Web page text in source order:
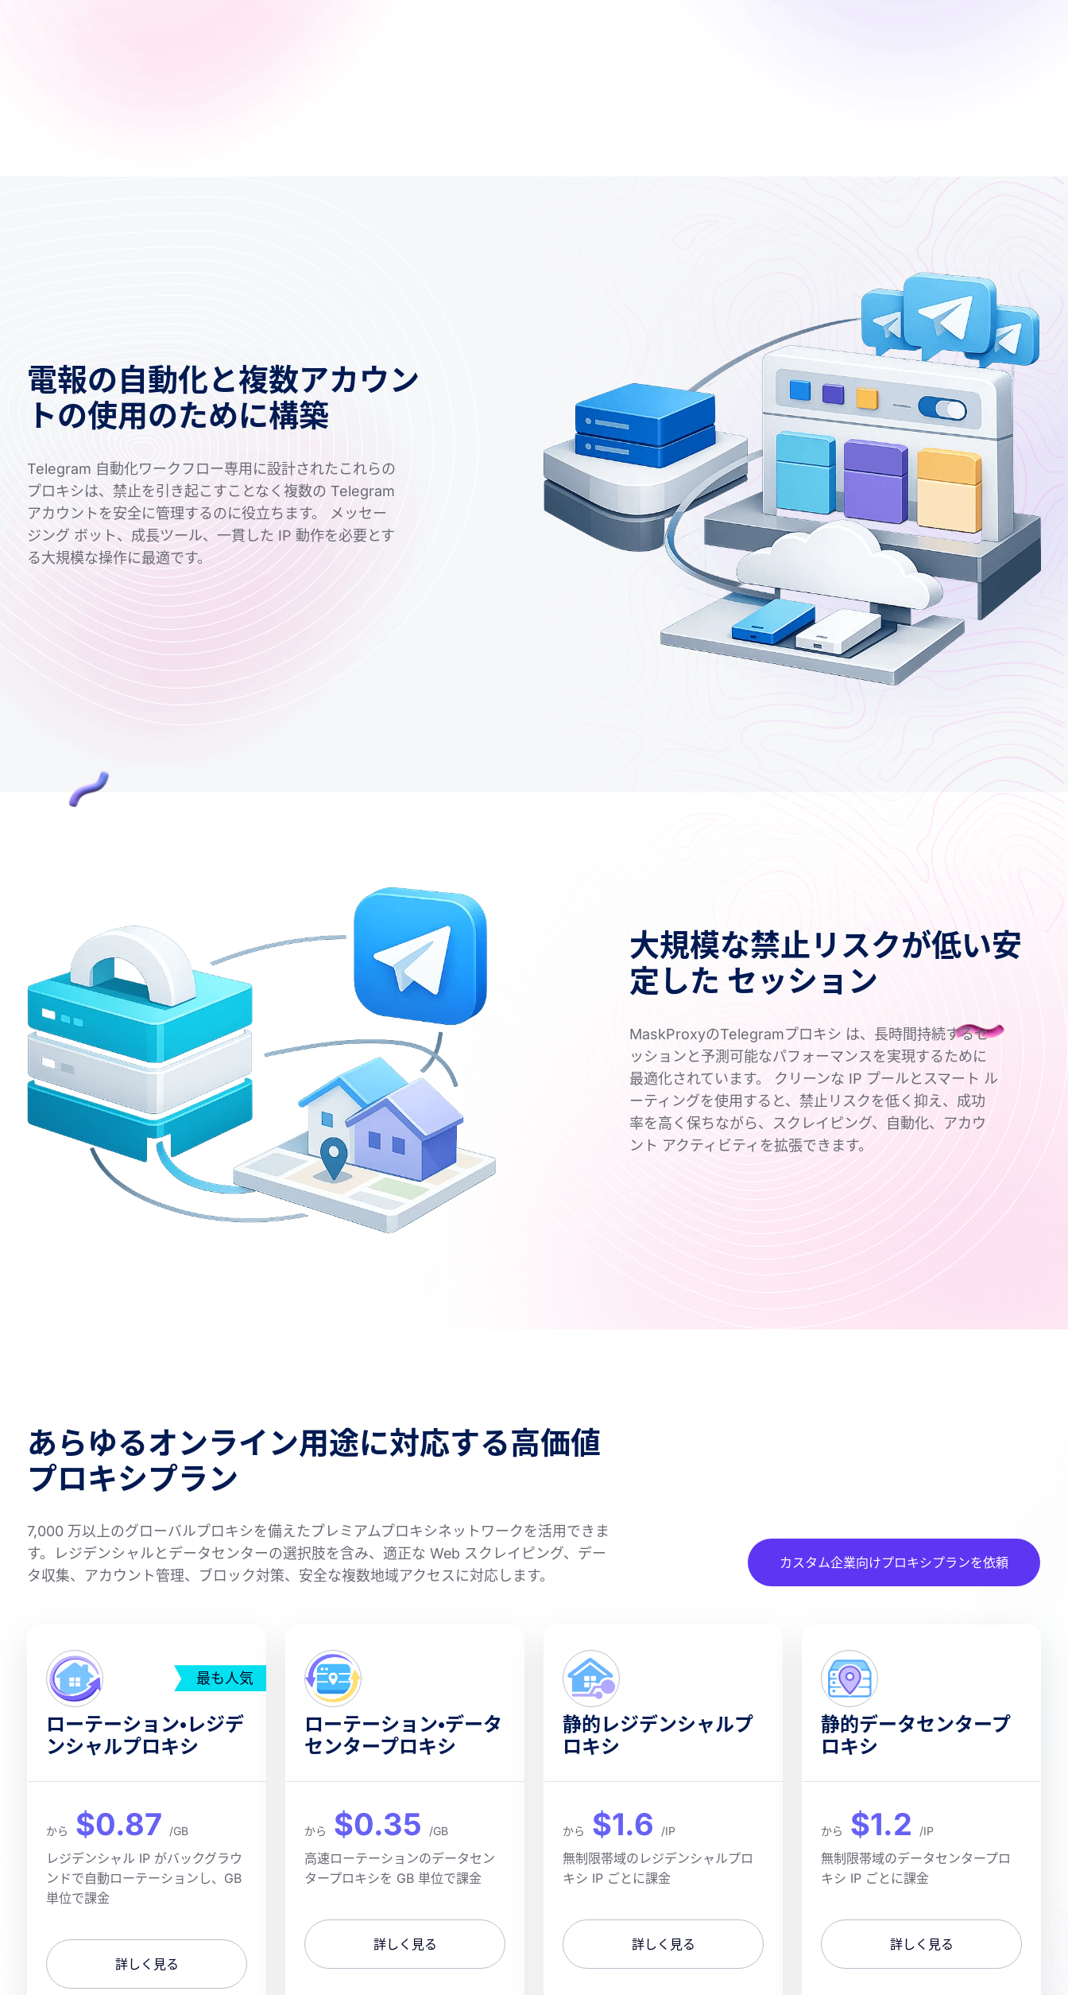
電報の自動化と複数アカウン
トの使用のために構築
Telegram 自動化ワークフロー専用に設計されたこれらの
プロキシは、禁止を引き起こすことなく複数の Telegram
アカウントを安全に管理するのに役立ちます。 メッセー
ジング ボット、成長ツール、一貫した IP 動作を必要とす
る大規模な操作に最適です。
大規模な禁止リスクが低い安
定した セッション
MaskProxyのTelegramプロキシ は、長時間持続するセ
ッションと予測可能なパフォーマンスを実現するために
最適化されています。 クリーンな IP プールとスマート ル
ーティングを使用すると、禁止リスクを低く抑え、成功
率を高く保ちながら、スクレイピング、自動化、アカウ
ント アクティビティを拡張できます。
あらゆるオンライン用途に対応する高価値
プロキシプラン
7,000 万以上のグローバルプロキシを備えたプレミアムプロキシネットワークを活用できま
す。レジデンシャルとデータセンターの選択肢を含み、適正な Web スクレイピング、デー
タ収集、アカウント管理、ブロック対策、安全な複数地域アクセスに対応します。
カスタム企業向けプロキシプランを依頼
最も人気
ローテーション・レジデ
ンシャルプロキシ
から $0.87 /GB
レジデンシャル IP がバックグラウ
ンドで自動ローテーションし、GB
単位で課金
詳しく見る
ローテーション・データ
センタープロキシ
から $0.35 /GB
高速ローテーションのデータセン
タープロキシを GB 単位で課金
詳しく見る
静的レジデンシャルプ
ロキシ
から $1.6 /IP
無制限帯域のレジデンシャルプロ
キシ IP ごとに課金
詳しく見る
静的データセンタープ
ロキシ
から $1.2 /IP
無制限帯域のデータセンタープロ
キシ IP ごとに課金
詳しく見る